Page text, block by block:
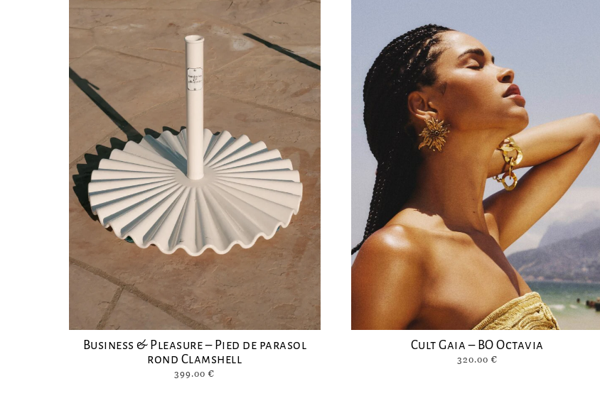
Business & Pleasure – Pied de parasol
rond Clamshell
399.00€
Cult Gaia – BO Octavia
320.00 €